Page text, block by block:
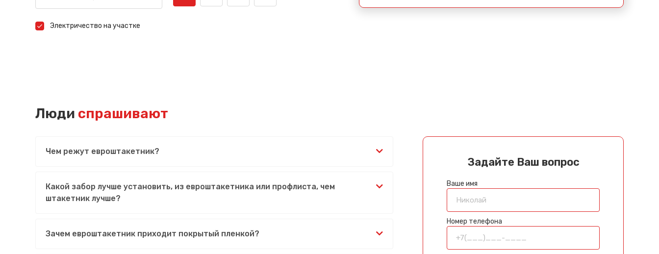
Электричество на участке
Люди спрашивают
Чем режут евроштакетник?
Какой забор лучше установить, из евроштакетника или профлиста, чем
штакетник лучше?
Зачем евроштакетник приходит покрытый пленкой?
Задайте Ваш вопрос
Ваше имя
Номер телефона